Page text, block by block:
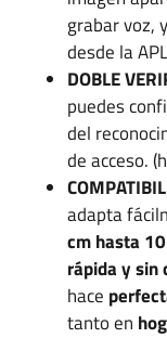
grabar voz,
desde la
DOBLE
puedes
del
de acceso.
adapta
cm hasta
rápida y sin
hace
tanto en